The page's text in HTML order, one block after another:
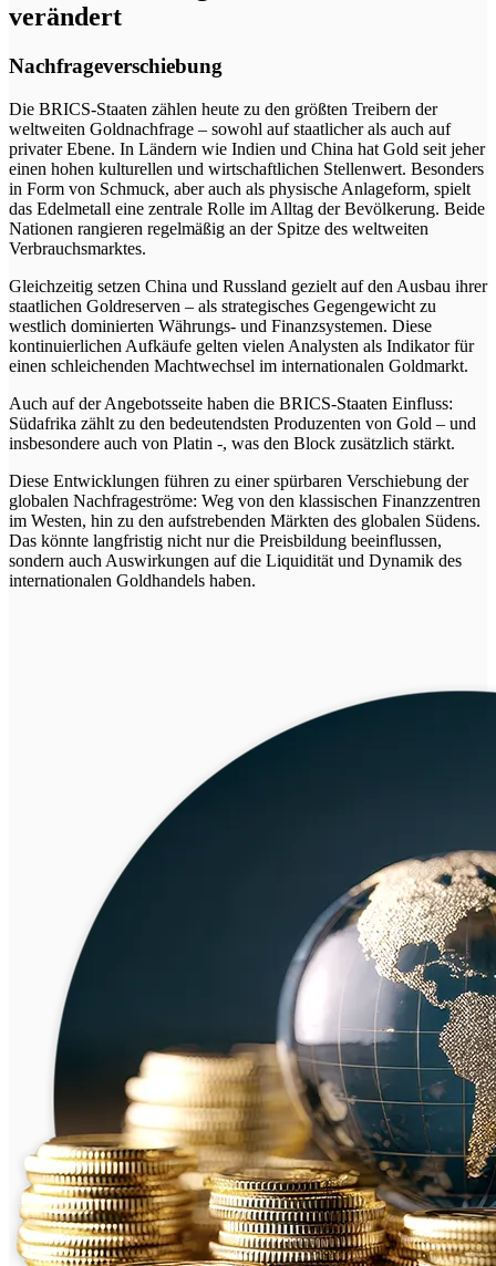
verändert
Nachfrageverschiebung
Die BRICS-Staaten zählen heute zu den größten Treibern der
weltweiten Goldnachfrage – sowohl auf staatlicher als auch auf
privater Ebene. In Ländern wie Indien und China hat Gold seit jeher
einen hohen kulturellen und wirtschaftlichen Stellenwert. Besonders
in Form von Schmuck, aber auch als physische Anlageform, spielt
das Edelmetall eine zentrale Rolle im Alltag der Bevölkerung. Beide
Nationen rangieren regelmäßig an der Spitze des weltweiten
Verbrauchsmarktes.
Gleichzeitig setzen China und Russland gezielt auf den Ausbau ihrer
staatlichen Goldreserven – als strategisches Gegengewicht zu
westlich dominierten Währungs- und Finanzsystemen. Diese
kontinuierlichen Aufkäufe gelten vielen Analysten als Indikator für
einen schleichenden Machtwechsel im internationalen Goldmarkt.
Auch auf der Angebotsseite haben die BRICS-Staaten Einfluss:
Südafrika zählt zu den bedeutendsten Produzenten von Gold – und
insbesondere auch von Platin -, was den Block zusätzlich stärkt.
Diese Entwicklungen führen zu einer spürbaren Verschiebung der
globalen Nachfrageströme: Weg von den klassischen Finanzzentren
im Westen, hin zu den aufstrebenden Märkten des globalen Südens.
Das könnte langfristig nicht nur die Preisbildung beeinflussen,
sondern auch Auswirkungen auf die Liquidität und Dynamik des
internationalen Goldhandels haben.